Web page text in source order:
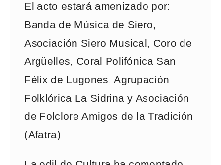
El acto estará amenizado por:
Banda de Música de Siero,
Asociación Siero Musical, Coro de
Argüelles, Coral Polifónica San
Félix de Lugones, Agrupación
Folklórica La Sidrina y Asociación
de Folclore Amigos de la Tradición
(Afatra)